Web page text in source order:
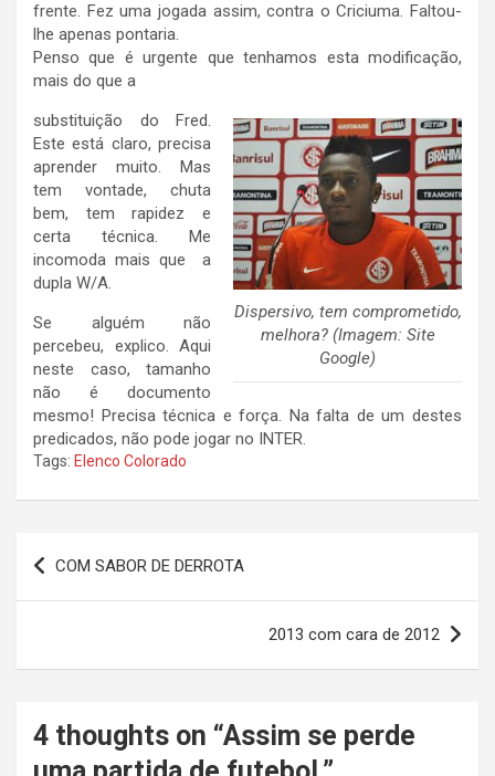
frente. Fez uma jogada assim, contra o Criciuma. Faltou-
lhe apenas pontaria.
Penso que é urgente que tenhamos esta modificação,
mais do que a
Dispersivo, tem comprometido,
melhora? (Imagem: Site
Google)
substituição do Fred.
Este está claro, precisa
aprender muito. Mas
tem vontade, chuta
bem, tem rapidez e
certa técnica. Me
incomoda mais que a
dupla W/A.
Se alguém não
percebeu, explico. Aqui
neste caso, tamanho
não é documento
mesmo! Precisa técnica e força. Na falta de um destes
predicados, não pode jogar no INTER.
Tags: Elenco Colorado
Navegação
de
COM SABOR DE DERROTA
2013 com cara de 2012
4 thoughts on “Assim se perde